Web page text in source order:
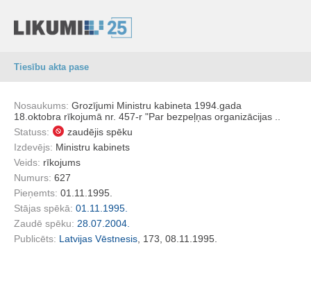
Tiesību akta pase
Nosaukums: Grozījumi Ministru kabineta 1994.gada
18.oktobra rīkojumā nr. 457-r "Par bezpeļņas organizācijas ..
Statuss:
zaudējis spēku
Izdevējs: Ministru kabinets
Veids: rīkojums
Numurs: 627
Pieņemts: 01.11.1995.
Stājas spēkā: 01.11.1995.
Zaudē spēku: 28.07.2004.
Publicēts: Latvijas Vēstnesis , 173, 08.11.1995.